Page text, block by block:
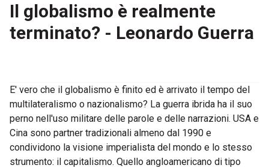
Il globalismo è realmente
terminato? - Leonardo Guerra
E' vero che il globalismo è finito ed è arrivato il tempo del
multilateralismo o nazionalismo? La guerra ibrida ha il suo
perno nell'uso militare delle parole e delle narrazioni. USA e
Cina sono partner tradizionali almeno dal 1990 e
condividono la visione imperialista del mondo e lo stesso
strumento: il capitalismo. Quello angloamericano di tipo